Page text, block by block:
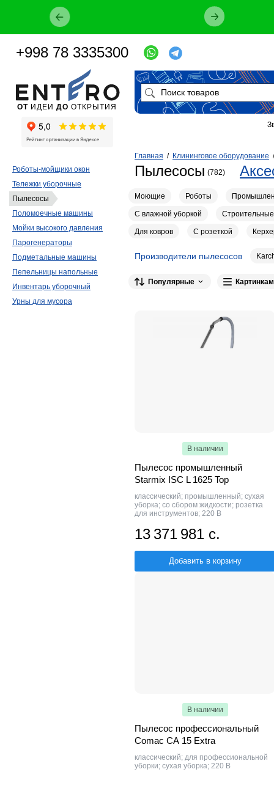
Главная / Клининговое оборудование
Пылесосы (782)
Моющие Роботы
С влажной уборкой Строительные
Для ковров С розеткой
Производители пылесосов
Comac 6
Bomann
Популярные
В наличии
Пылесос промышленный
Starmix ISC L 1625 Top
классический; промышленный; сухая
уборка; со сбором жидкости; розетка
для инструментов; 220 В
13 371 981 с.
Добавить в корзину
В наличии
Пылесос профессиональный
Comac СА 15 Extra
классический; для профессиональной
уборки; сухая уборка; 220 В
Роботы-мойщики окон
Тележки уборочные
Пылесосы
Поломоечные машины
Мойки высокого давления
Парогенераторы
Подметальные машины
Пепельницы напольные
Инвентарь уборочный
Урны для мусора
ОТ ИДЕИ ДО ОТКРЫТИЯ
+998 78 3335300